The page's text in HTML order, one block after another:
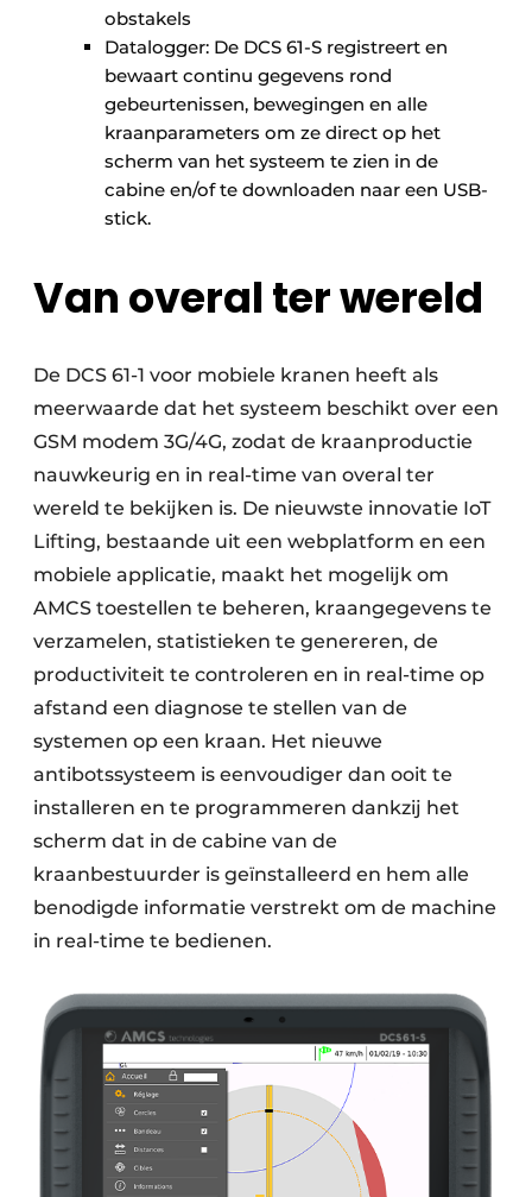
obstakels
Datalogger: De DCS 61-S registreert en
bewaart continu gegevens rond
gebeurtenissen, bewegingen en alle
kraanparameters om ze direct op het
scherm van het systeem te zien in de
cabine en/of te downloaden naar een USB-
stick.
Van overal ter wereld
De DCS 61-1 voor mobiele kranen heeft als
meerwaarde dat het systeem beschikt over een
GSM modem 3G/4G, zodat de kraanproductie
nauwkeurig en in real-time van overal ter
wereld te bekijken is. De nieuwste innovatie IoT
Lifting, bestaande uit een webplatform en een
mobiele applicatie, maakt het mogelijk om
AMCS toestellen te beheren, kraangegevens te
verzamelen, statistieken te genereren, de
productiviteit te controleren en in real-time op
afstand een diagnose te stellen van de
systemen op een kraan. Het nieuwe
antibotssysteem is eenvoudiger dan ooit te
installeren en te programmeren dankzij het
scherm dat in de cabine van de
kraanbestuurder is geïnstalleerd en hem alle
benodigde informatie verstrekt om de machine
in real-time te bedienen.